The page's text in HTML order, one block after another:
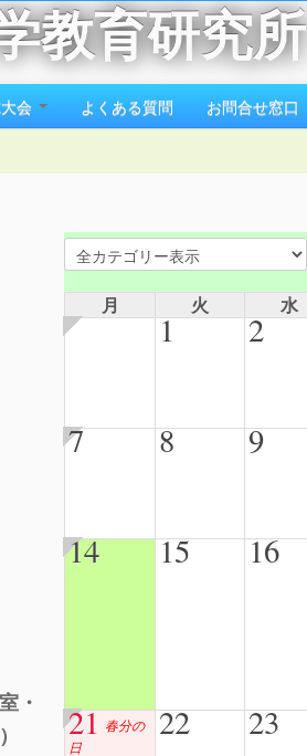
教育研究所
会 よくある質問 お問合せ窓口
・
月 火 水
1 2
7 8 9
14 15 16
21 春分の
日
22 23